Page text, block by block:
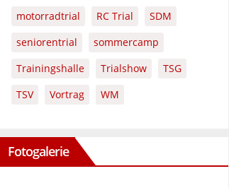
motorradtrial
RC Trial
SDM
seniorentrial
sommercamp
Trainingshalle
Trialshow
TSG
TSV
Vortrag WM
Fotogalerie